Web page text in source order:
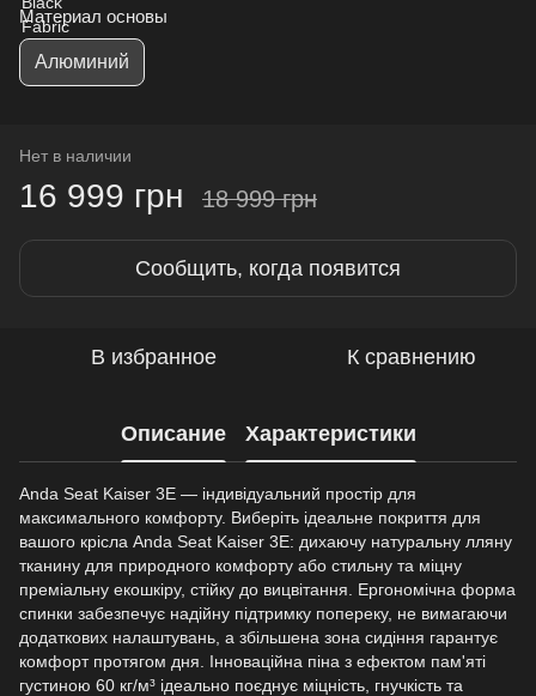
Материал основы
Алюминий
Нет в наличии
16 999 грн 18 999 грн
Сообщить, когда появится
В избранное К сравнению
Описание Характеристики
Anda Seat Kaiser 3E — індивідуальний простір для
максимального комфорту. Виберіть ідеальне покриття для
вашого крісла Anda Seat Kaiser 3E: дихаючу натуральну лляну
тканину для природного комфорту або стильну та міцну
преміальну екошкіру, стійку до вицвітання. Ергономічна форма
спинки забезпечує надійну підтримку попереку, не вимагаючи
додаткових налаштувань, а збільшена зона сидіння гарантує
комфорт протягом дня. Інноваційна піна з ефектом пам'яті
густиною 60 кг/м³ ідеально поєднує міцність, гнучкість та